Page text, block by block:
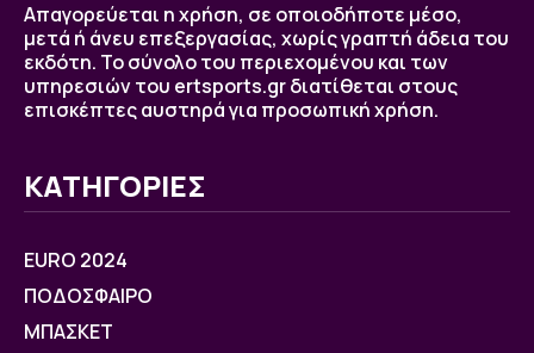
Απαγορεύεται η χρήση, σε οποιοδήποτε μέσο,
μετά ή άνευ επεξεργασίας, χωρίς γραπτή άδεια του
εκδότη. Το σύνολο του περιεχομένου και των
υπηρεσιών του ertsports.gr διατίθεται στους
επισκέπτες αυστηρά για προσωπική χρήση.
ΚΑΤΗΓΟΡΙΕΣ
EURO 2024
ΠΟΔΟΣΦΑΙΡΟ
ΜΠΑΣΚΕΤ